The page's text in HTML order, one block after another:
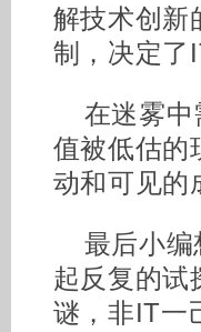
解技术创新
制，决定了
在迷雾
值被低估的
动和可见的
最后小编
起反复的试
谜，非IT一